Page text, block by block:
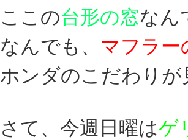
ここの台形の窓なん
なんでも、 マフラー
ホンダのこだわりが
さて、今週日曜はゲ